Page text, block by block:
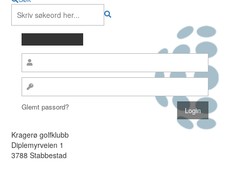
Glemt passord?
Kragerø golfklubb
Diplemyrveien 1
3788 Stabbestad